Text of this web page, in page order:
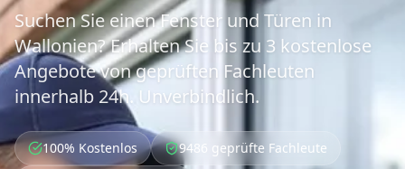
Suchen Sie einen Fenster und Türen in
Wallonien? Erhalten Sie bis zu 3 kostenlose
Angebote von geprüften Fachleuten
innerhalb 24h. Unverbindlich.
100% Kostenlos
9486 geprüfte Fachleute